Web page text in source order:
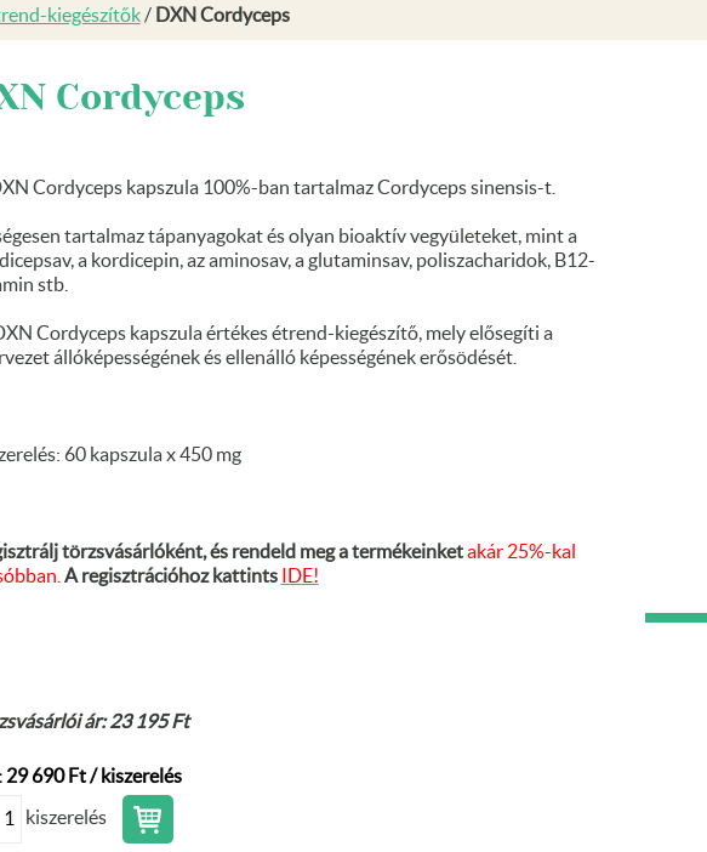
kiegészítők/ DXN Cordyceps
Cordyceps
Cordyceps kapszula 100%-ban tartalmaz Cordyceps sinensis-t.
tartalmaz tápanyagokat és olyan bioaktív vegyületeket, mint a
a kordicepin, az aminosav, a glutaminsav, poliszacharidok, B12-
stb.
Cordyceps kapszula értékes étrend-kiegészítő, mely elősegíti a
állóképességének és ellenálló képességének erősödését.
60 kapszula x 450 mg
törzsvásárlóként, és rendeld meg a termékeinketakár 25%-kal
A regisztrációhoz kattints IDE!
ár: 23 195 Ft
29 690 Ft / kiszerelés
kiszerelés